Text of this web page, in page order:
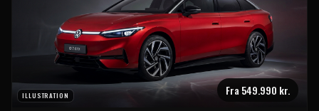
ILLUSTRATION Fra 549.990 kr.